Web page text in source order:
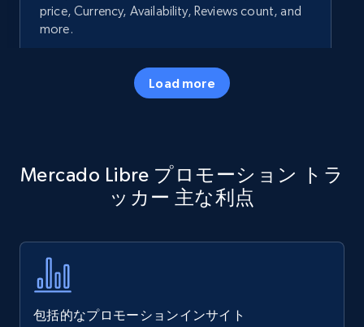
price, Currency, Availability, Reviews count, and
more.
5.7K+ 今すぐ始める
specific keywords
Title, Seller name, Brand, Description, Initial
Load more
Mercado Libre プロモーション トラ
ッカー 主な利点
包括的なプロモーションインサイト